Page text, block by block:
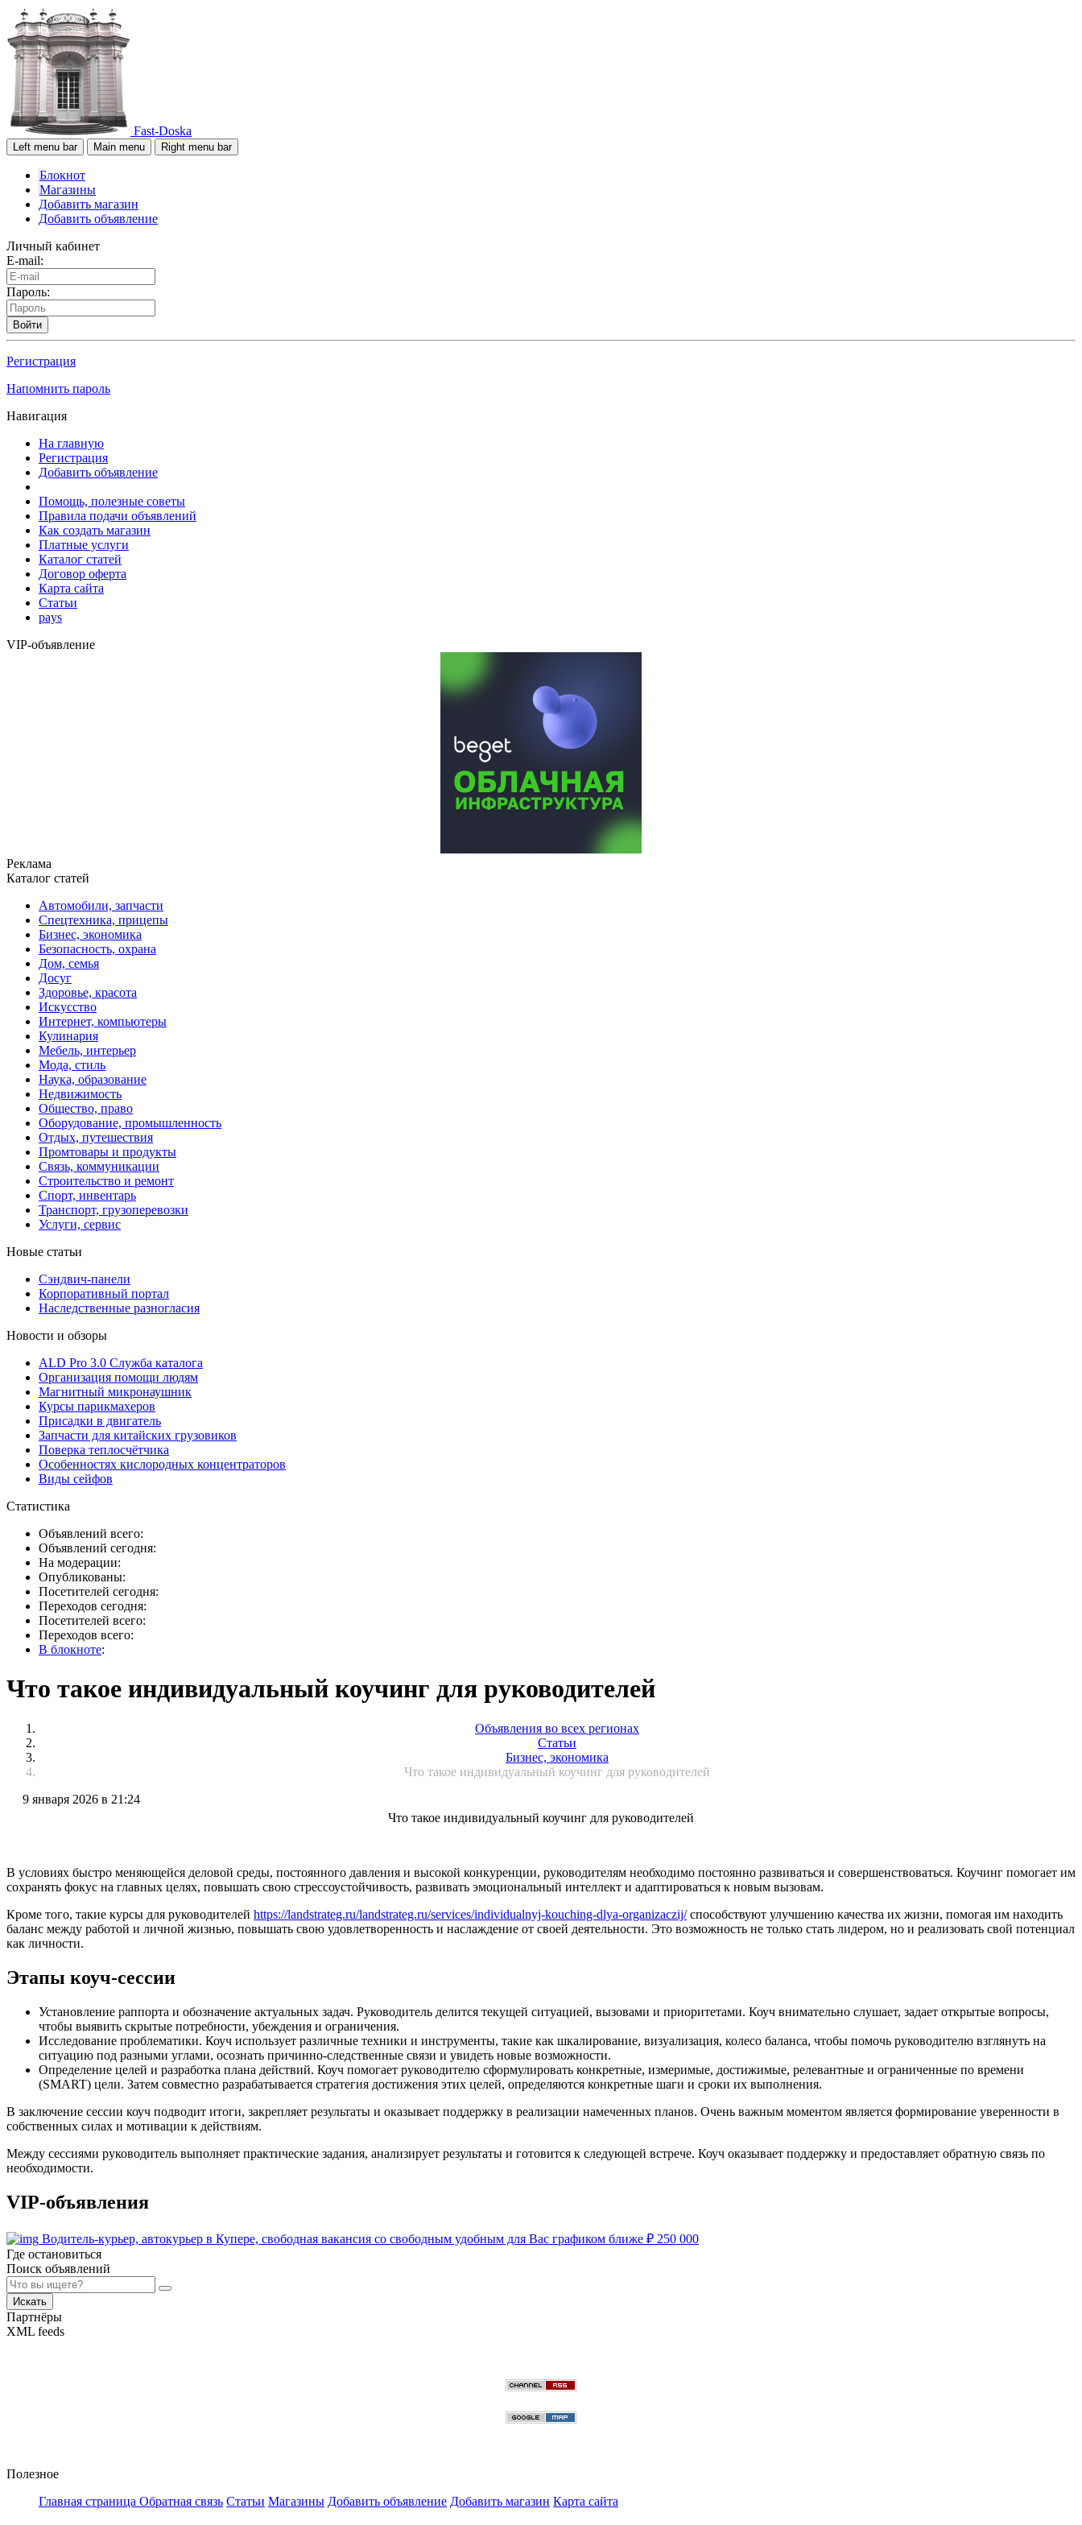
Fast-Doska
Left menu bar Main menu Right menu bar
Блокнот
Магазины
Добавить магазин
Добавить объявление
Личный кабинет
E-mail:
Пароль:
Войти
Регистрация
Напомнить пароль
Навигация
На главную
Регистрация
Добавить объявление
Помощь, полезные советы
Правила подачи объявлений
Как создать магазин
Платные услуги
Каталог статей
Договор оферта
Карта сайта
Статьи
pays
VIP-объявление
Реклама
Каталог статей
Автомобили, запчасти
Спецтехника, прицепы
Бизнес, экономика
Безопасность, охрана
Дом, семья
Досуг
Здоровье, красота
Искусство
Интернет, компьютеры
Кулинария
Мебель, интерьер
Мода, стиль
Наука, образование
Недвижимость
Общество, право
Оборудование, промышленность
Отдых, путешествия
Промтовары и продукты
Связь, коммуникации
Строительство и ремонт
Cпорт, инвентарь
Транспорт, грузоперевозки
Услуги, сервис
Новые статьи
Сэндвич-панели
Корпоративный портал
Наследственные разногласия
Новости и обзоры
ALD Pro 3.0 Служба каталога
Организация помощи людям
Магнитный микронаушник
Курсы парикмахеров
Присадки в двигатель
Запчасти для китайских грузовиков
Поверка теплосчётчика
Особенностях кислородных концентраторов
Виды сейфов
Статистика
Объявлений всего:
Объявлений сегодня:
На модерации:
Опубликованы:
Посетителей сегодня:
Переходов сегодня:
Посетителей всего:
Переходов всего:
В блокноте:
Что такое индивидуальный коучинг для руководителей
Объявления во всех регионах
Статьи
Бизнес, экономика
Что такое индивидуальный коучинг для руководителей
9 января 2026 в 21:24
Что такое индивидуальный коучинг для руководителей
В условиях быстро меняющейся деловой среды, постоянного давления и высокой конкуренции, руководителям необходимо постоянно развиваться и совершенствоваться. Коучинг помогает им
сохранять фокус на главных целях, повышать свою стрессоустойчивость, развивать эмоциональный интеллект и адаптироваться к новым вызовам.
Кроме того, такие курсы для руководителей https://landstrateg.ru/landstrateg.ru/services/individualnyj-kouching-dlya-organizaczij/способствуют улучшению качества их жизни, помогая им находить
баланс между работой и личной жизнью, повышать свою удовлетворенность и наслаждение от своей деятельности. Это возможность не только стать лидером, но и реализовать свой потенциал
как личности.
Этапы коуч-сессии
Установление раппорта и обозначение актуальных задач. Руководитель делится текущей ситуацией, вызовами и приоритетами. Коуч внимательно слушает, задает открытые вопросы,
чтобы выявить скрытые потребности, убеждения и ограничения.
Исследование проблематики. Коуч использует различные техники и инструменты, такие как шкалирование, визуализация, колесо баланса, чтобы помочь руководителю взглянуть на
ситуацию под разными углами, осознать причинно-следственные связи и увидеть новые возможности.
Определение целей и разработка плана действий. Коуч помогает руководителю сформулировать конкретные, измеримые, достижимые, релевантные и ограниченные по времени
(SMART) цели. Затем совместно разрабатывается стратегия достижения этих целей, определяются конкретные шаги и сроки их выполнения.
В заключение сессии коуч подводит итоги, закрепляет результаты и оказывает поддержку в реализации намеченных планов. Очень важным моментом является формирование уверенности в
собственных силах и мотивации к действиям.
Между сессиями руководитель выполняет практические задания, анализирует результаты и готовится к следующей встрече. Коуч оказывает поддержку и предоставляет обратную связь по
необходимости.
VIP-объявления
Водитель-курьер, автокурьер в Купере, свободная вакансия со свободным удобным для Вас графиком ближе ₽ 250 000
Где остановиться
Поиск объявлений
Искать
Партнёры
XML feeds
Полезное
Главная страница Обратная связь Статьи Магазины Добавить объявление Добавить магазин Карта сайта